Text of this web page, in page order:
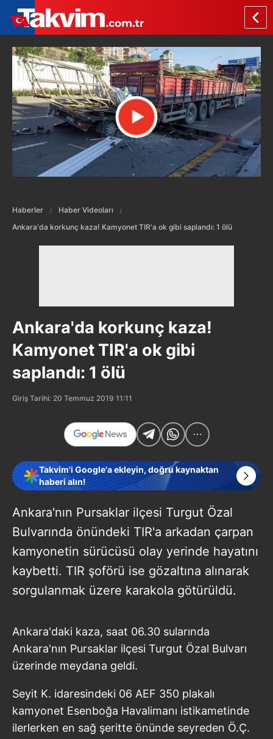
Haberler
Haber Videoları
Ankara'da korkunç kaza! Kamyonet TIR'a ok gibi saplandı: 1 ölü
Ankara'da korkunç kaza!
Kamyonet TIR'a ok gibi
saplandı: 1 ölü
Giriş Tarihi: 20 Temmuz 2019 11:11
Takvim'i Google'a ekleyin, doğru kaynaktan
haberi alın!
Ankara'nın Pursaklar ilçesi Turgut Özal
Bulvarında önündeki TIR'a arkadan çarpan
kamyonetin sürücüsü olay yerinde hayatını
kaybetti. TIR şoförü ise gözaltına alınarak
sorgulanmak üzere karakola götürüldü.
Ankara'daki kaza, saat 06.30 sularında
Ankara'nın Pursaklar ilçesi Turgut Özal Bulvarı
üzerinde meydana geldi.
Seyit K. idaresindeki 06 AEF 350 plakalı
kamyonet Esenboğa Havalimanı istikametinde
ilerlerken en sağ şeritte önünde seyreden Ö.Ç.